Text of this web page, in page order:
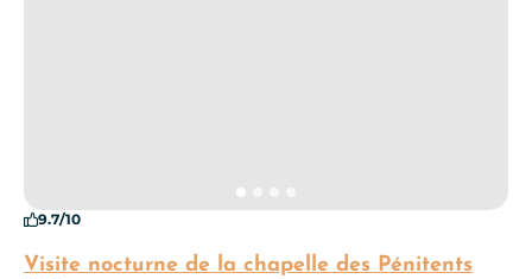
Visite nocturne de la chapelle des Pénitents
9.7/10